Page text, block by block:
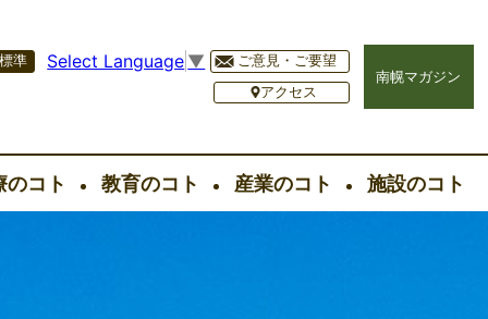
準 Select Language ▼
ご意見・ご要望
アクセス
南幌マガジン
のコト 教育のコト 産業のコト 施設のコト